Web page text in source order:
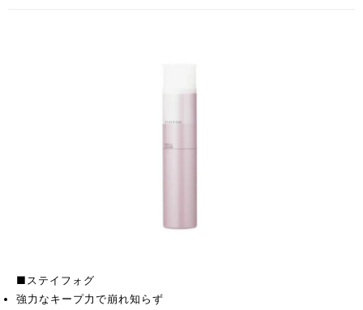
■ステイフォグ
強力なキープ力で崩れ知らず